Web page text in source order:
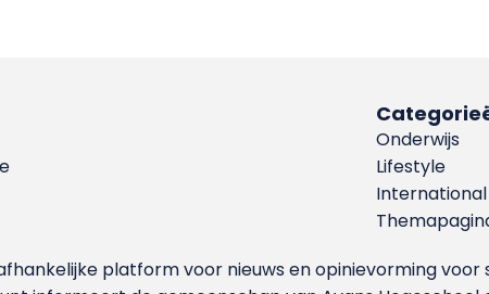
Onderwijs
Lifestyle
International
platform voor nieuws en opinievorming